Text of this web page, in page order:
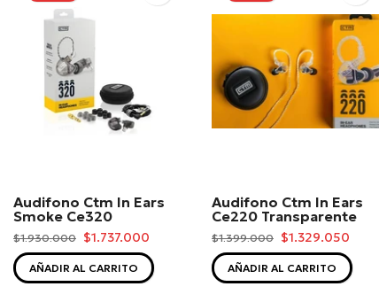
Audifono Ctm In Ears
Smoke Ce320
$1.930.000 $1.737.000
AÑADIR AL CARRITO
Audifono Ctm In Ears
Ce220 Transparente
$1.399.000 $1.329.050
AÑADIR AL CARRITO